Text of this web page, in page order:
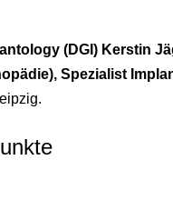
(DGI) Kerstin
Spezialist